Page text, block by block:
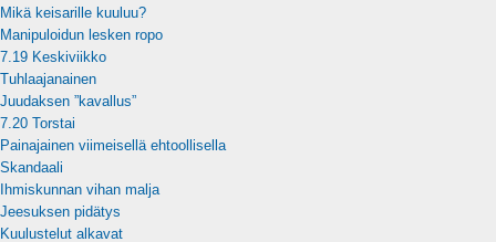
Mikä keisarille kuuluu?
Manipuloidun lesken ropo
7.19 Keskiviikko
Tuhlaajanainen
Juudaksen ”kavallus”
7.20 Torstai
Painajainen viimeisellä ehtoollisella
Skandaali
Ihmiskunnan vihan malja
Jeesuksen pidätys
Kuulustelut alkavat